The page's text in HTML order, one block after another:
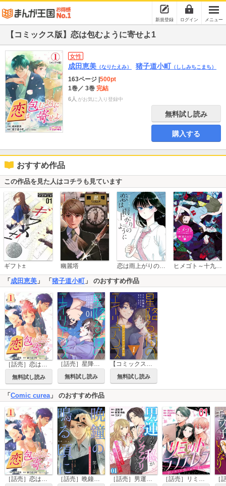
新規登録 ログイン メニュー
【コミックス版】恋は包むように寄せよ1
女性
成田恵美 （なりたえみ） 猪子道小町 （ししみちこまち）
163ページ 500pt
1巻／ 3巻 完結
6人 がお気に入り登録中
無料試し読み
購入する
おすすめ作品
この作品を見た人はコチラも見ています
ギフト± 幽麗塔 恋は雨上がりのように ヒメゴト～十九歳の制服～
「 成田恵美 」 「 猪子道小町 」 のおすすめ作品
［話売］恋は包むように寄せよ
無料試し読み
［話売］星降る街のエイリアンズ ～シングルマザーの憂い恋～
無料試し読み
【コミックス版】星降る街のエイリアンズ ～シングルマザーの憂い恋～
無料試し読み
「 Comic curea 」 のおすすめ作品